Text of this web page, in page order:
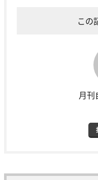
この
月刊